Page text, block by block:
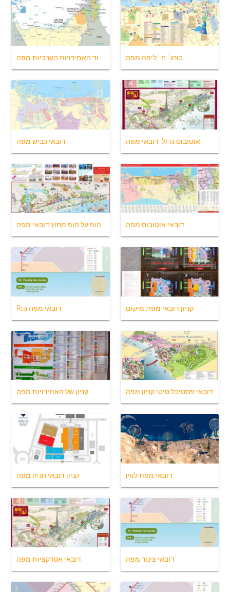
דובאי, איחוד האמירויות הערביות מפה בורג ' ח ' ליפה מפה
דובאי כביש מפה אוטובוס גדול, דובאי מפה
הופ על הופ מחוץ דובאי מפה דובאי אוטובוס מפה
Rta דובאי מפה קניון דובאי מפת מיקום
קניון של האמירויות מפה דובאי פסטיבל סיטי קניון מפה
קניון דובאי חניה מפה דובאי מפת לווין
דובאי אטרקציות מפה דובאי צינור מפה